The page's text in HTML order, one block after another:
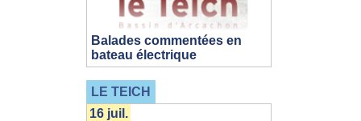
Balades commentées en
bateau électrique
LE TEICH
16 juil.